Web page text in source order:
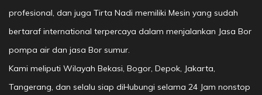
profesional, dan juga Tirta Nadi memiliki Mesin yang sudah
bertaraf international terpercaya dalam menjalankan Jasa Bor
pompa air dan jasa Bor sumur.
Kami meliputi Wilayah Bekasi, Bogor, Depok, Jakarta,
Tangerang, dan selalu siap diHubungi selama 24 Jam nonstop